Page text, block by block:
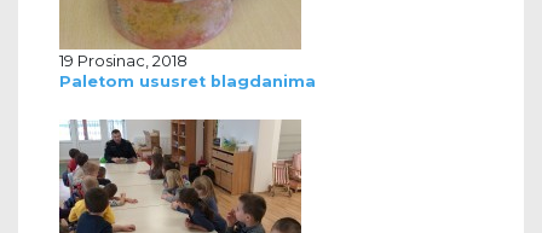
19 Prosinac, 2018
Paletom ususret blagdanima